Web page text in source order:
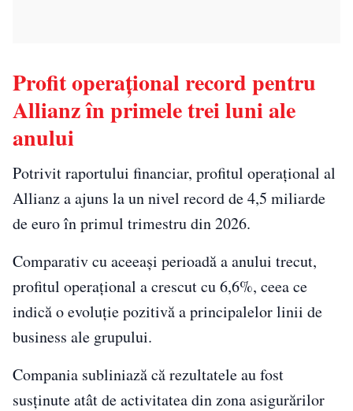
Profit operațional record pentru
Allianz în primele trei luni ale
anului
Potrivit raportului financiar, profitul operațional al
Allianz a ajuns la un nivel record de 4,5 miliarde
de euro în primul trimestru din 2026.
Comparativ cu aceeași perioadă a anului trecut,
profitul operațional a crescut cu 6,6%, ceea ce
indică o evoluție pozitivă a principalelor linii de
business ale grupului.
Compania subliniază că rezultatele au fost
susținute atât de activitatea din zona asigurărilor